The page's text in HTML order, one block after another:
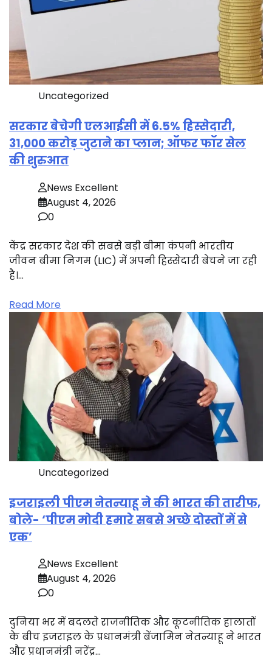
Uncategorized
सरकार बेचेगी एलआईसी में 6.5% हिस्सेदारी,
31,000 करोड़ जुटाने का प्लान; ऑफर फॉर सेल
की शुरुआत
News Excellent
August 4, 2026
0
केंद्र सरकार देश की सबसे बड़ी बीमा कंपनी भारतीय
जीवन बीमा निगम (LIC) में अपनी हिस्सेदारी बेचने जा रही
है।…
Read More
Uncategorized
इजराइली पीएम नेतन्याहू ने की भारत की तारीफ,
बोले- ‘पीएम मोदी हमारे सबसे अच्छे दोस्तों में से
एक’
News Excellent
August 4, 2026
0
दुनिया भर में बदलते राजनीतिक और कूटनीतिक हालातों
के बीच इजराइल के प्रधानमंत्री बेंजामिन नेतन्याहू ने भारत
और प्रधानमंत्री नरेंद्र…